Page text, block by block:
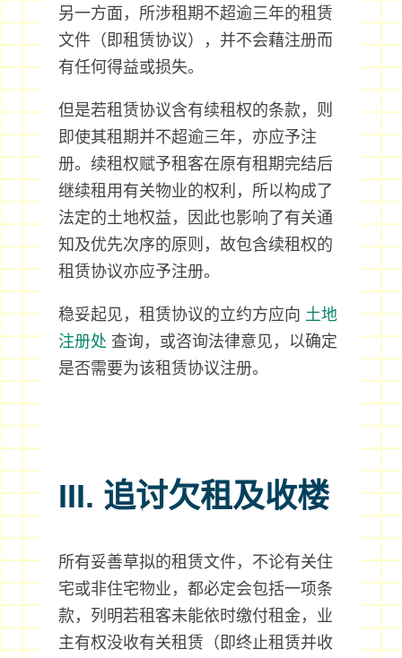
另一方面，所涉租期不超逾三年的租赁
文件（即租赁协议），并不会藉注册而
有任何得益或损失。
但是若租赁协议含有续租权的条款，则
即使其租期并不超逾三年，亦应予注
册。续租权赋予租客在原有租期完结后
继续租用有关物业的权利，所以构成了
法定的土地权益，因此也影响了有关通
知及优先次序的原则，故包含续租权的
租赁协议亦应予注册。
稳妥起见，租赁协议的立约方应向 土地
注册处查询，或咨询法律意见，以确定
是否需要为该租赁协议注册。
III. 追讨欠租及收楼
所有妥善草拟的租赁文件，不论有关住
宅或非住宅物业，都必定会包括一项条
款，列明若租客未能依时缴付租金，业
主有权没收有关租赁（即终止租赁并收